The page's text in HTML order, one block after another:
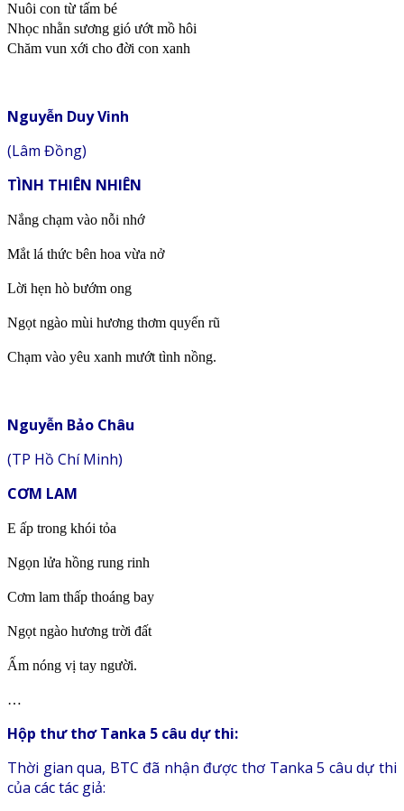
Nuôi con từ tấm bé
Nhọc nhằn sương gió ướt mồ hôi
Chăm vun xới cho đời con xanh
Nguyễn Duy Vinh
(Lâm Đồng)
TÌNH THIÊN NHIÊN
Nắng chạm vào nỗi nhớ
Mắt lá thức bên hoa vừa nở
Lời hẹn hò bướm ong
Ngọt ngào mùi hương thơm quyến rũ
Chạm vào yêu xanh mướt tình nồng.
Nguyễn Bảo Châu
(TP Hồ Chí Minh)
CƠM LAM
E ấp trong khói tỏa
Ngọn lửa hồng rung rinh
Cơm lam thấp thoáng bay
Ngọt ngào hương trời đất
Ấm nóng vị tay người.
…
Hộp thư thơ Tanka 5 câu dự thi:
Thời gian qua, BTC đã nhận được thơ Tanka 5 câu dự thi
của các tác giả: